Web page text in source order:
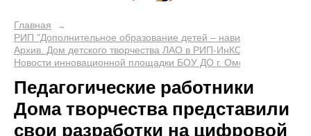
Главная →
РИП "Дополнительное образование детей – навигатор
Архив. Дом детского творчества ЛАО в РИП-ИнКО
Новости инновационной площадки БОУ ДО г. Омска "Дом
Педагогические работники
Дома творчества представили
свои разработки на цифровой